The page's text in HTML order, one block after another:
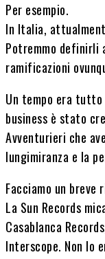
Per esempio.
In Italia,
Potremmo definirli
ramificazioni
Un tempo era tutto
business è stato
Avventurieri che
lungimiranza e la
Facciamo un breve
La Sun Records
Casablanca
Interscope. Non lo